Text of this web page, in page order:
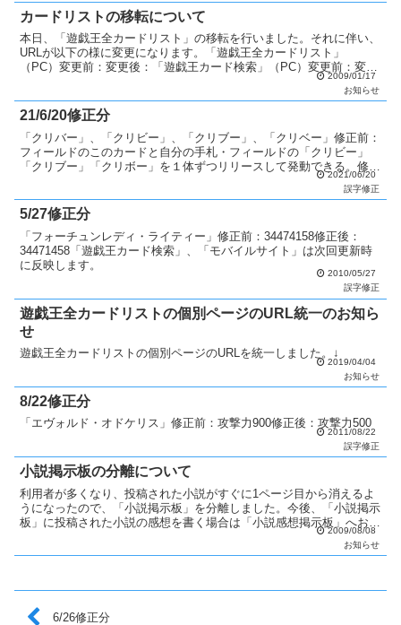
カードリストの移転について
本日、「遊戯王全カードリスト」の移転を行いました。それに伴い、
URLが以下の様に変更になります。「遊戯王全カードリスト」
（PC）変更前：変更後：「遊戯王カード検索」（PC）変更前：変更
後：「遊戯王全カードリスト」（携帯）変更前：変更後：「詳...
2009/01/17
お知らせ
21/6/20修正分
「クリバー」、「クリビー」、「クリブー」、「クリベー」修正前：
フィールドのこのカードと自分の手札・フィールドの「クリビー」
「クリブー」「クリボー」を１体ずつリリースして発動できる。修正
後：フィールドのこのカードと自分の手札・フィールドの「ク...
2021/06/20
誤字修正
5/27修正分
「フォーチュンレディ・ライティー」修正前：34474158修正後：
34471458「遊戯王カード検索」、「モバイルサイト」は次回更新時
に反映します。
2010/05/27
誤字修正
遊戯王全カードリストの個別ページのURL統一のお知ら
せ
遊戯王全カードリストの個別ページのURLを統一しました。↓
2019/04/04
お知らせ
8/22修正分
「エヴォルド・オドケリス」修正前：攻撃力900修正後：攻撃力500
2011/08/22
誤字修正
小説掲示板の分離について
利用者が多くなり、投稿された小説がすぐに1ページ目から消えるよ
うになったので、「小説掲示板」を分離しました。今後、「小説掲示
板」に投稿された小説の感想を書く場合は「小説感想掲示板」へお願
いします。「小説集」についての扱いは今まで通りです。移...2009/08/08
お知らせ
6/26修正分